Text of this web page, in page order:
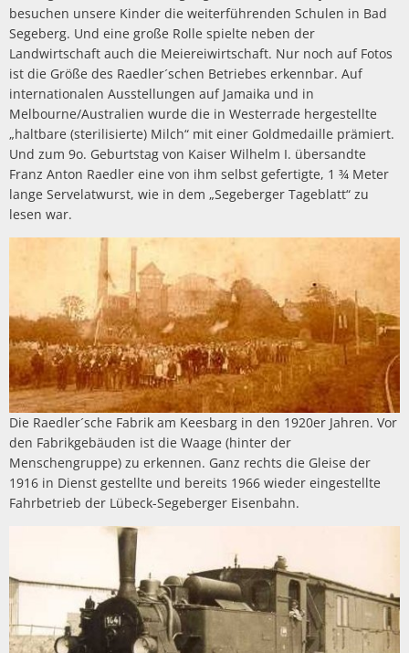
besuchen unsere Kinder die weiterführenden Schulen in Bad
Segeberg. Und eine große Rolle spielte neben der
Landwirtschaft auch die Meiereiwirtschaft. Nur noch auf Fotos
ist die Größe des Raedler´schen Betriebes erkennbar. Auf
internationalen Ausstellungen auf Jamaika und in
Melbourne/Australien wurde die in Westerrade hergestellte
„haltbare (sterilisierte) Milch“ mit einer Goldmedaille prämiert.
Und zum 9o. Geburtstag von Kaiser Wilhelm I. übersandte
Franz Anton Raedler eine von ihm selbst gefertigte, 1 ¾ Meter
lange Servelatwurst, wie in dem „Segeberger Tageblatt“ zu
lesen war.
Die Raedler´sche Fabrik am Keesbarg in den 1920er Jahren. Vor
den Fabrikgebäuden ist die Waage (hinter der
Menschengruppe) zu erkennen. Ganz rechts die Gleise der
1916 in Dienst gestellte und bereits 1966 wieder eingestellte
Fahrbetrieb der Lübeck-Segeberger Eisenbahn.